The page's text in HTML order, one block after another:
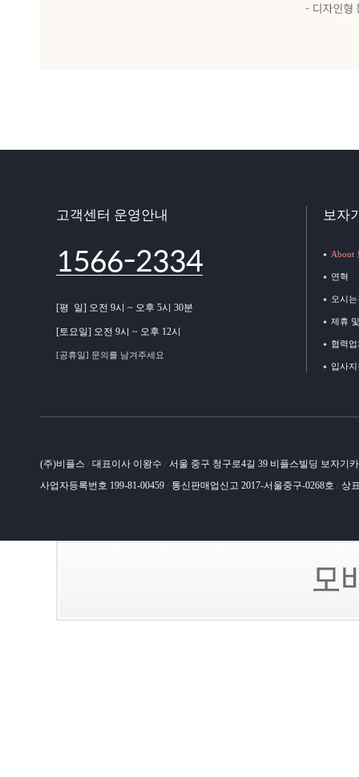
고객센터 운영안내
1566-2334
[평 일] 오전 9시 ~ 오후 5시 30분
[토요일] 오전 9시 ~ 오후 12시
[공휴일] 문의를 남겨주세요
보자
About
연혁
오시
제휴
협력
입사
(주)비플스 / 대표이사 이왕수 / 서울 중구 청구로4길 39 비플스빌딩 보자기
사업자등록번호 199-81-00459 / 통신판매업신고 2017-서울중구-0268호 / 상